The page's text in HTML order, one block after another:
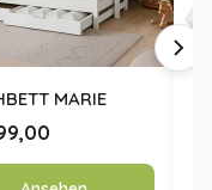
MARIE